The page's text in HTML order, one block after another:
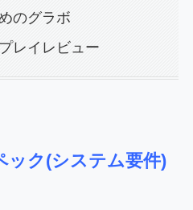
のグラボ
レイレビュー
ック(システム要件)